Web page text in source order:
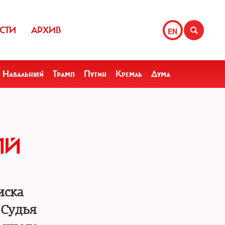
EN
АРХИВ
Навальный Трамп Путин Кремль Дума